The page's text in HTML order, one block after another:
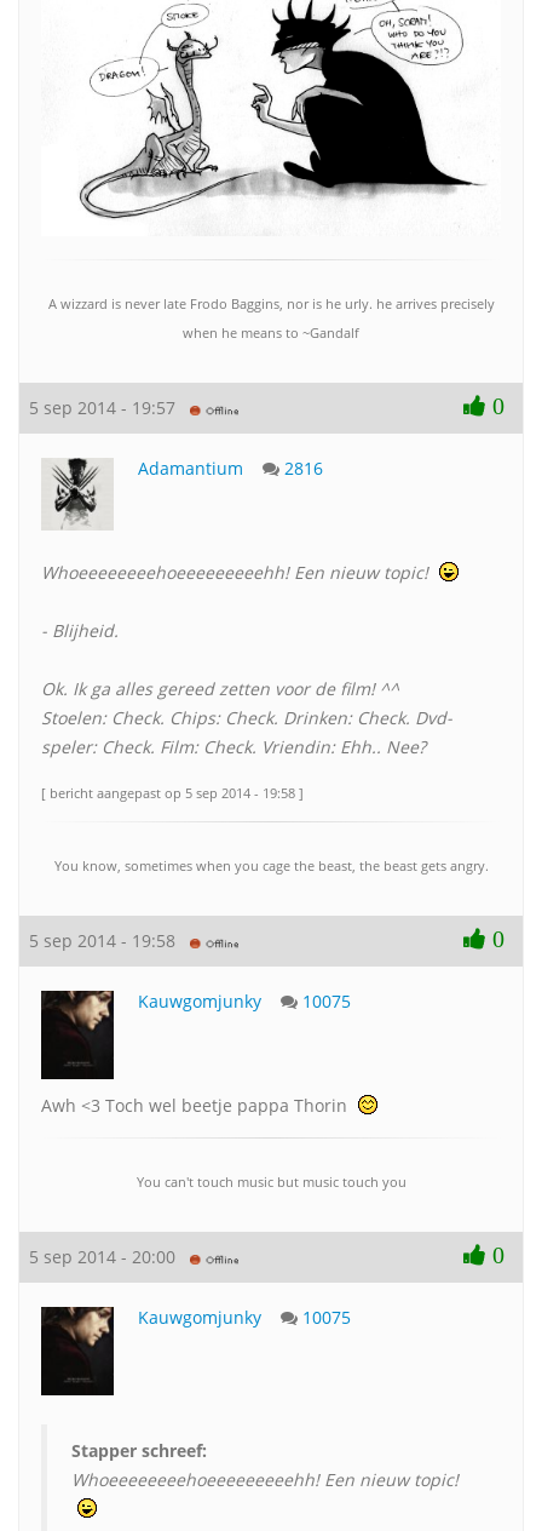
A wizzard is never late Frodo Baggins, nor is he urly. he arrives precisely
when he means to ~Gandalf
5 sep 2014 - 19:57 0
Adamantium 2816
Whoeeeeeeeehoeeeeeeeeehh! Een nieuw topic!
- Blijheid.
Ok. Ik ga alles gereed zetten voor de film! ^^
Stoelen: Check. Chips: Check. Drinken: Check. Dvd-
speler: Check. Film: Check. Vriendin: Ehh.. Nee?
[ bericht aangepast op 5 sep 2014 - 19:58 ]
You know, sometimes when you cage the beast, the beast gets angry.
5 sep 2014 - 19:58 0
Kauwgomjunky 10075
Awh <3 Toch wel beetje pappa Thorin
You can't touch music but music touch you
5 sep 2014 - 20:00 0
Kauwgomjunky 10075
Stapper schreef:
Whoeeeeeeeehoeeeeeeeeehh! Een nieuw topic!